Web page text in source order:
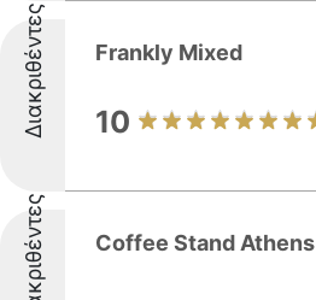
Διακριθέντες Frankly Mixed
10
Διακριθέντες Coffee Stand Athens